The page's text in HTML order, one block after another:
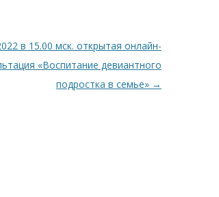
в 15.00 мск. открытая онлайн-
«Воспитание девиантного
подростка в семье» →